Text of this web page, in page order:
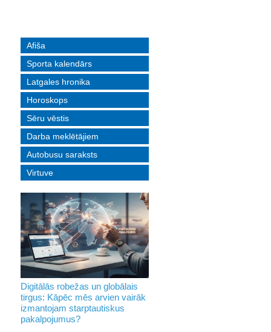
Afiša
Sporta kalendārs
Latgales hronika
Horoskops
Sēru vēstis
Darba meklētājiem
Autobusu saraksts
Virtuve
Digitālās robežas un globālais
tirgus: Kāpēc mēs arvien vairāk
izmantojam starptautiskus
pakalpojumus?